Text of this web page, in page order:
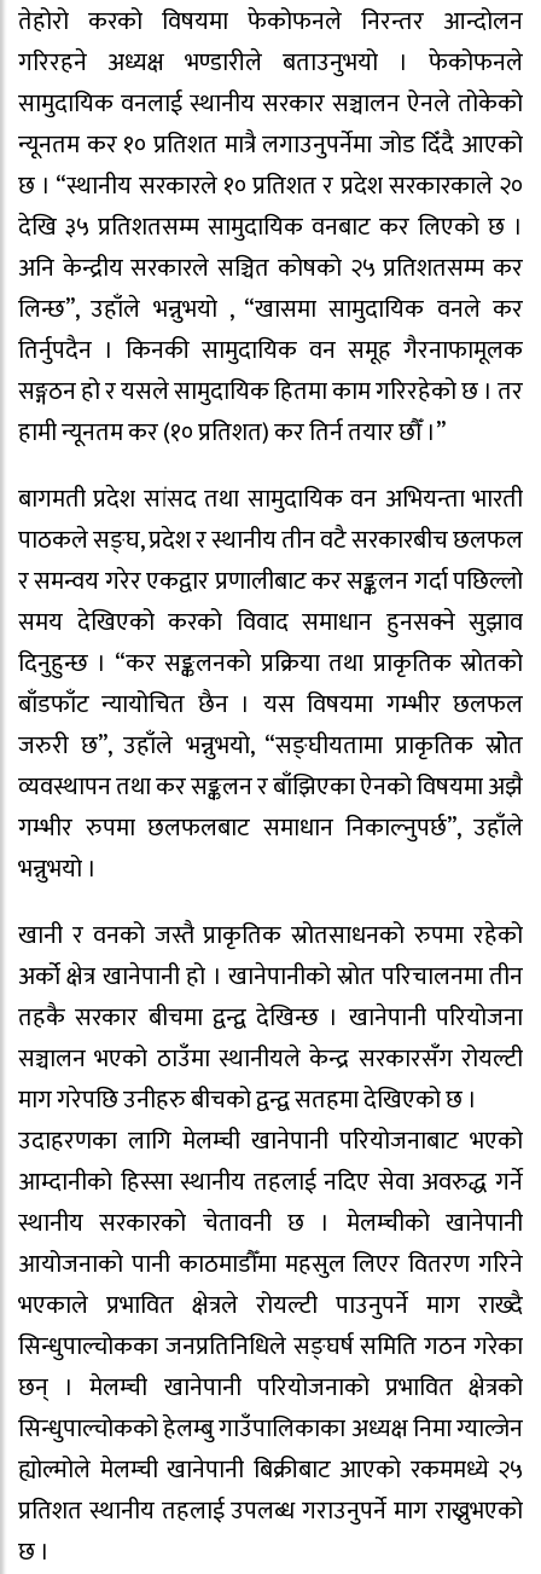
तेहोरो करको विषयमा फेकोफनले निरन्तर आन्दोलन
गरिरहने अध्यक्ष भण्डारीले बताउनुभयो । फेकोफनले
सामुदायिक वनलाई स्थानीय सरकार सञ्चालन ऐनले तोकेको
न्यूनतम कर १० प्रतिशत मात्रै लगाउनुपर्नेमा जोड दिँदै आएको
छ । “स्थानीय सरकारले १० प्रतिशत र प्रदेश सरकारकाले २०
देखि ३५ प्रतिशतसम्म सामुदायिक वनबाट कर लिएको छ ।
अनि केन्द्रीय सरकारले सञ्चित कोषको २५ प्रतिशतसम्म कर
लिन्छ”, उहाँले भन्नुभयो , “खासमा सामुदायिक वनले कर
तिर्नुपदैन । किनकी सामुदायिक वन समूह गैरनाफामूलक
सङ्गठन हो र यसले सामुदायिक हितमा काम गरिरहेको छ । तर
हामी न्यूनतम कर (१० प्रतिशत) कर तिर्न तयार छौँ ।”
बागमती प्रदेश सांसद तथा सामुदायिक वन अभियन्ता भारती
पाठकले सङ्घ, प्रदेश र स्थानीय तीन वटै सरकारबीच छलफल
र समन्वय गरेर एकद्वार प्रणालीबाट कर सङ्कलन गर्दा पछिल्लो
समय देखिएको करको विवाद समाधान हुनसक्ने सुझाव
दिनुहुन्छ । “कर सङ्कलनको प्रक्रिया तथा प्राकृतिक स्रोतको
बाँडफाँट न्यायोचित छैन । यस विषयमा गम्भीर छलफल
जरुरी छ”, उहाँले भन्नुभयो, “सङ्घीयतामा प्राकृतिक स्रोेत
व्यवस्थापन तथा कर सङ्कलन र बाँझिएका ऐनको विषयमा अझै
गम्भीर रुपमा छलफलबाट समाधान निकाल्नुपर्छ”, उहाँले
भन्नुभयो ।
खानी र वनको जस्तै प्राकृतिक स्रोतसाधनको रुपमा रहेको
अर्को क्षेत्र खानेपानी हो । खानेपानीको स्रोत परिचालनमा तीन
तहकै सरकार बीचमा द्वन्द्व देखिन्छ । खानेपानी परियोजना
सञ्चालन भएको ठाउँमा स्थानीयले केन्द्र सरकारसँग रोयल्टी
माग गरेपछि उनीहरु बीचको द्वन्द्व सतहमा देखिएको छ ।
उदाहरणका लागि मेलम्ची खानेपानी परियोजनाबाट भएको
आम्दानीको हिस्सा स्थानीय तहलाई नदिए सेवा अवरुद्ध गर्ने
स्थानीय सरकारको चेतावनी छ । मेलम्चीको खानेपानी
आयोजनाको पानी काठमाडौँमा महसुल लिएर वितरण गरिने
भएकाले प्रभावित क्षेत्रले रोयल्टी पाउनुपर्ने माग राख्दै
सिन्धुपाल्चोकका जनप्रतिनिधिले सङ्घर्ष समिति गठन गरेका
छन् । मेलम्ची खानेपानी परियोजनाको प्रभावित क्षेत्रको
सिन्धुपाल्चोकको हेलम्बु गाउँपालिकाका अध्यक्ष निमा ग्याल्जेन
ह्योल्मोले मेलम्ची खानेपानी बिक्रीबाट आएको रकममध्ये २५
प्रतिशत स्थानीय तहलाई उपलब्ध गराउनुपर्ने माग राख्नुभएको
छ ।